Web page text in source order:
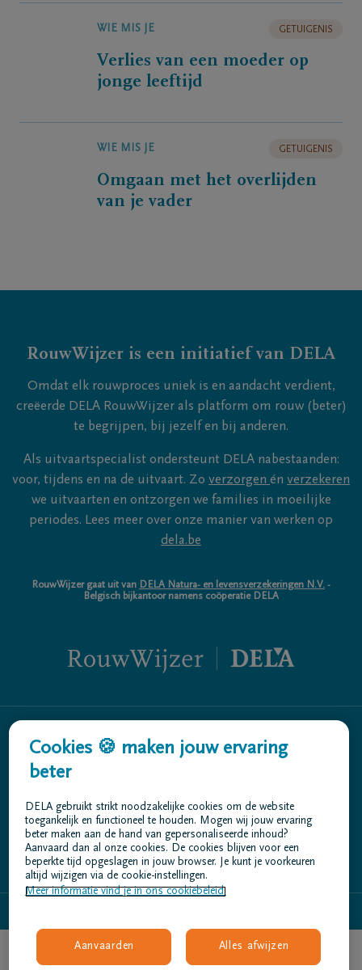
Ontdek wat jou
WIE MIS JE GETUIGENIS
Verlies van een moeder op
jonge leeftijd
WIE MIS JE GETUIGENIS
Omgaan met het overlijden
van je vader
RouwWijzer is een initiatief van DELA
Omdat elk rouwproces uniek is en aandacht verdient,
creëerde DELA RouwWijzer als platform om rouw (beter)
te begrijpen, bij jezelf en bij anderen.
Als uitvaartspecialist ondersteunt DELA nabestaanden:
voor, tijdens en na de uitvaart. Zo verzorgen én verzekeren
we uitvaarten en ontzorgen we families in moeilijke
periodes. Lees meer over onze manier van werken op
dela.be
RouwWijzer gaat uit van DELA Natura- en levensverzekeringen N.V. -
Belgisch bijkantoor namens coöperatie DELA
Wat is rouw?
Omstandigheden van overlijden
Wat kan er helpend zijn?
Hulp bij rouw
Gebruiksvoorwaarden
Cookies 🍪 maken jouw ervaring
beter
DELA gebruikt strikt noodzakelijke cookies om de website
toegankelijk en functioneel te houden. Mogen wij jouw ervaring
beter maken aan de hand van gepersonaliseerde inhoud?
Aanvaard dan al onze cookies. De cookies blijven voor een
beperkte tijd opgeslagen in jouw browser. Je kunt je voorkeuren
altijd wijzigen via de cookie-instellingen.
Meer informatie vind je in ons cookiebeleid.
Aanvaarden Alles afwijzen